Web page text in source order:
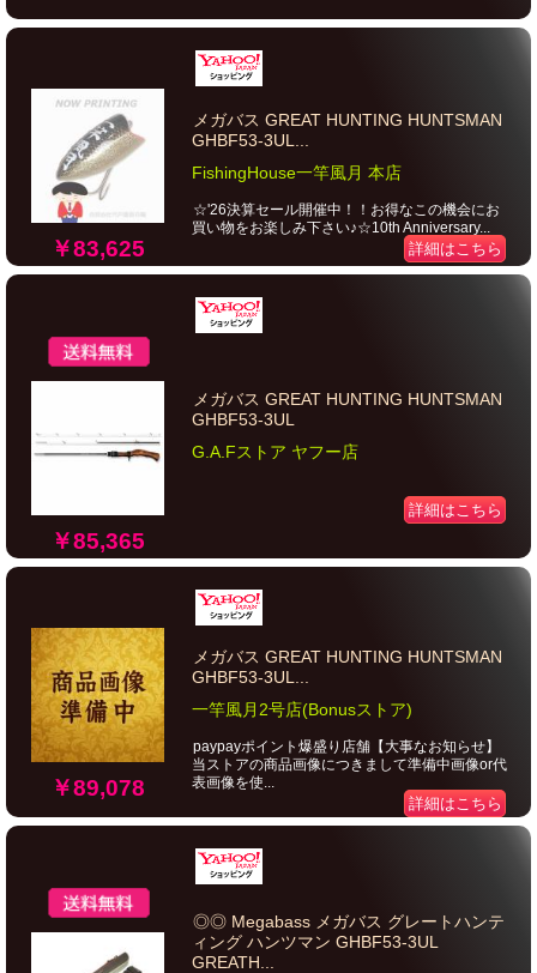
￥83,625
メガバス GREAT HUNTING HUNTSMAN
GHBF53-3UL...
FishingHouse一竿風月 本店
☆'26決算セール開催中！！お得なこの機会にお
買い物をお楽しみ下さい♪☆10th Anniversary...
詳細はこちら
￥85,365
メガバス GREAT HUNTING HUNTSMAN
GHBF53-3UL
G.A.Fストア ヤフー店
詳細はこちら
￥89,078
メガバス GREAT HUNTING HUNTSMAN
GHBF53-3UL...
一竿風月2号店(Bonusストア)
paypayポイント爆盛り店舗【大事なお知らせ】
当ストアの商品画像につきまして準備中画像or代
表画像を使...
詳細はこちら
◎◎ Megabass メガバス グレートハンテ
ィング ハンツマン GHBF53-3UL
GREATH...